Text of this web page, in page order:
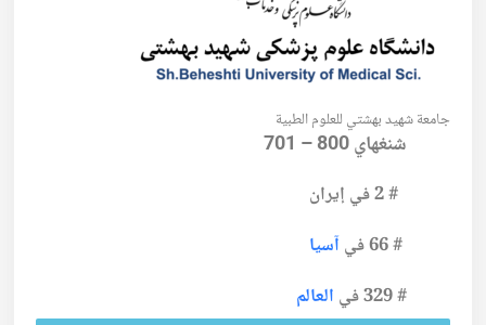
جامعة شهيد بهشتي للعلوم الطبية
شنغهاي 800 – 701
#
2في إيران
#
66فيآسيا
#
329في العالم